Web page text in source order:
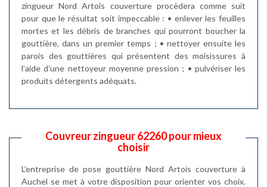
zingueur Nord Artois couverture procèdera comme suit
pour que le résultat soit impeccable : • enlever les feuilles
mortes et les débris de branches qui pourront boucher la
gouttière, dans un premier temps ; • nettoyer ensuite les
parois des gouttières qui présentent des moisissures à
l’aide d’une nettoyeur moyenne pression ; • pulvériser les
produits détergents adéquats.
Couvreur zingueur 62260 pour mieux
choisir
L’entreprise de pose gouttière Nord Artois couverture à
Auchel se met à votre disposition pour orienter vos choix.